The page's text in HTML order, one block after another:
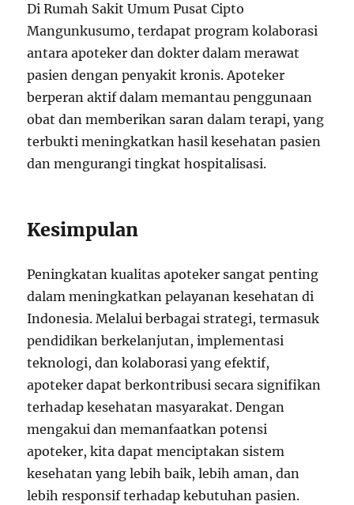
Di Rumah Sakit Umum Pusat Cipto
Mangunkusumo, terdapat program kolaborasi
antara apoteker dan dokter dalam merawat
pasien dengan penyakit kronis. Apoteker
berperan aktif dalam memantau penggunaan
obat dan memberikan saran dalam terapi, yang
terbukti meningkatkan hasil kesehatan pasien
dan mengurangi tingkat hospitalisasi.
Kesimpulan
Peningkatan kualitas apoteker sangat penting
dalam meningkatkan pelayanan kesehatan di
Indonesia. Melalui berbagai strategi, termasuk
pendidikan berkelanjutan, implementasi
teknologi, dan kolaborasi yang efektif,
apoteker dapat berkontribusi secara signifikan
terhadap kesehatan masyarakat. Dengan
mengakui dan memanfaatkan potensi
apoteker, kita dapat menciptakan sistem
kesehatan yang lebih baik, lebih aman, dan
lebih responsif terhadap kebutuhan pasien.